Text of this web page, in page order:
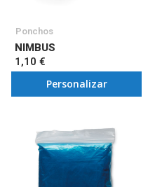
Ponchos
NIMBUS
1,10 €
Personalizar